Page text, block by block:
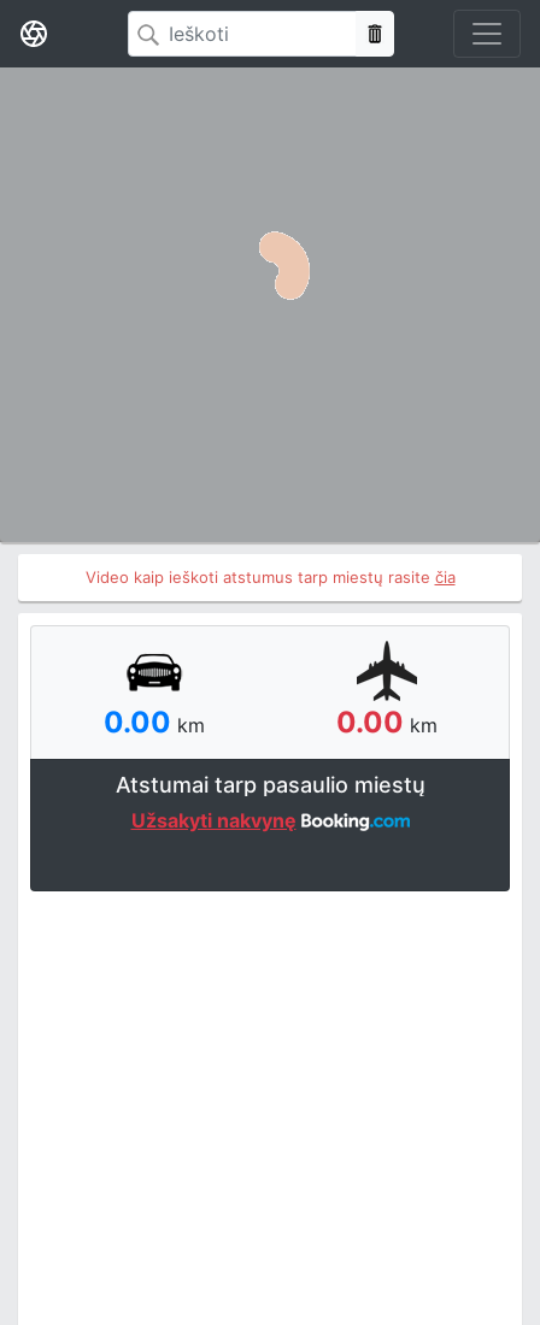
Video kaip ieškoti atstumus tarp miestų rasite čia
0.00 km 0.00 km
Atstumai tarp pasaulio miestų
Užsakyti nakvynę